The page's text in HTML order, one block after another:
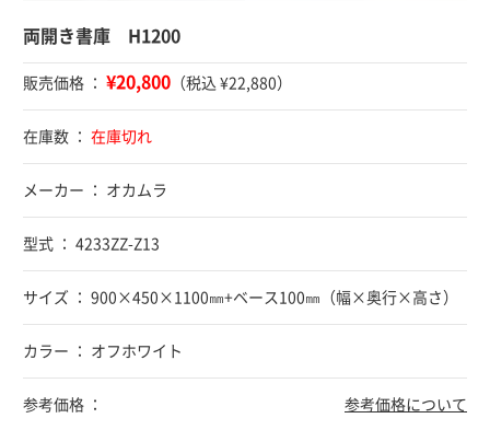
両開き書庫 H1200
販売価格 ： ¥20,800 （税込 ¥22,880）
在庫数 ： 在庫切れ
メーカー ： オカムラ
型式 ： 4233ZZ-Z13
サイズ ： 900×450×1100㎜+ベース100㎜（幅×奥行×高さ）
カラー ： オフホワイト
参考価格 ： 参考価格について